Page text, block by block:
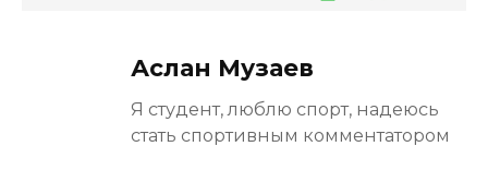
Аслан Музаев
Я студент, люблю спорт, надеюсь
стать спортивным комментатором